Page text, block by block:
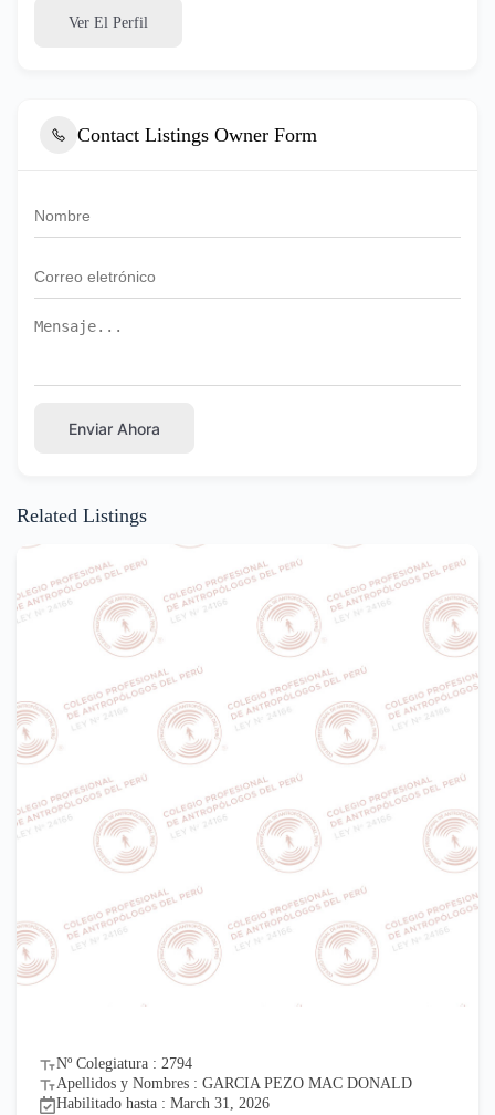
Ver El Perfil
Contact Listings Owner Form
Enviar Ahora
Related Listings
Nº Colegiatura : 2794
Apellidos y Nombres : GARCIA PEZO MAC DONALD
Habilitado hasta : March 31, 2026